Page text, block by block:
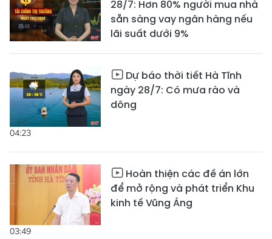
28/7: Hơn 80% người mua nhà
sẵn sàng vay ngân hàng nếu
lãi suất dưới 9%
04:23
Dự báo thời tiết Hà Tĩnh
ngày 28/7: Có mưa rào và
dông
03:49
Hoàn thiện các đề án lớn
để mở rộng và phát triển Khu
kinh tế Vũng Áng